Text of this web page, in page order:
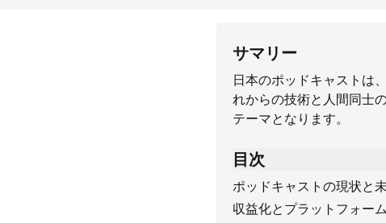
サマリー
日本のポッドキャストは
れからの技術と人間同士
テーマとなります。
目次
ポッドキャストの現状と
収益化とプラットフォー